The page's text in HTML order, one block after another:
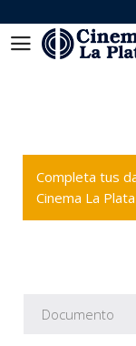
Completa tus
Cinema La